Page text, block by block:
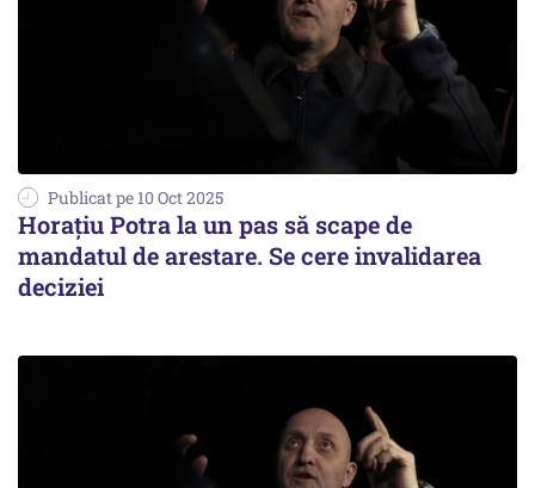
Publicat pe 10 Oct 2025
Horațiu Potra la un pas să scape de
mandatul de arestare. Se cere invalidarea
deciziei